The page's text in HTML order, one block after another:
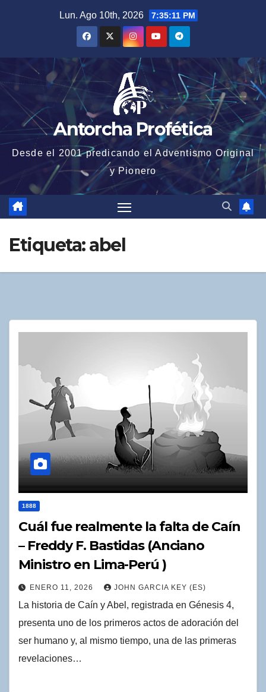
Lun. Ago 10th, 2026 7:35:11 PM
Antorcha Profética
Desde el 2001 predicando el Adventismo Original
y Pionero
Etiqueta:abel
1888
Cuál fue realmente la falta de Caín
– Freddy F. Bastidas (Anciano
Ministro en Lima-Perú )
ENERO 11, 2026 JOHN GARCIA KEY (ES)
La historia de Caín y Abel, registrada en Génesis 4,
presenta uno de los primeros actos de adoración del
ser humano y, al mismo tiempo, una de las primeras
revelaciones…